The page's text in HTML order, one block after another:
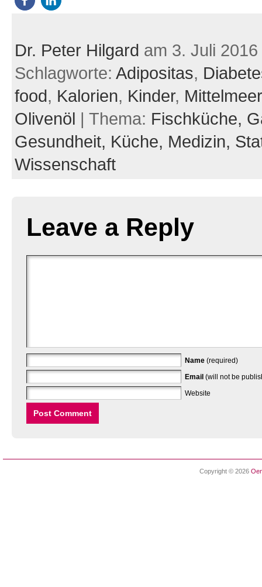
Dr. Peter Hilgard am 3. Juli 2016
Schlagworte: Adipositas,
food, Kalorien, Kinder,
Olivenöl | Thema: Fischküche,
Gesundheit, Küche, Medizin,
Wissenschaft
Leave a Reply
Name (required)
Email (will not be
Website
Copyright © 2026